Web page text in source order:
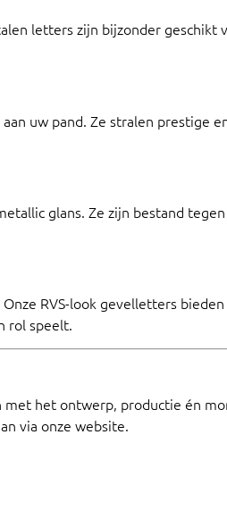
letters zijn bijzonder
uw pand. Ze stralen prestige
glans. Ze zijn bestand
RVS-look gevelletters
rol speelt.
het ontwerp, productie én
via onze website.